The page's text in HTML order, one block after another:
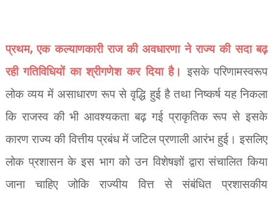
प्रथम,एक कल्याणकारी राज की अवधारणा ने राज्य की सदा बढ़
रही गतिविधियों का श्रीगणेश कर दिया है।
इसके परिणामस्वरूप
लोक व्यय में असाधारण रूप से वृद्धि हुई है तथा निष्कर्ष यह निकला
कि राजस्व की भी आवश्यकता बढ़ गई प्राकृतिक रूप से इसके
कारण राज्य की वित्तीय प्रबंध में जटिल प्रणाली आरंभ हुई। इसलिए
लोक प्रशासन के इस भाग को उन विशेषज्ञों द्वारा संचालित किया
जाना चाहिए जोकि राज्यीय वित्त से संबंधित प्रशासकीय